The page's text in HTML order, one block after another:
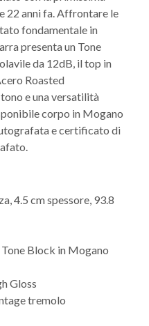
22 anni fa. Affrontare le
fondamentale in
presenta un Tone
da 12dB, il top in
Roasted
e una versatilità
corpo in Mogano
e certificato di
4.5 cm spessore, 93.8
Block in Mogano
Gloss
tremolo